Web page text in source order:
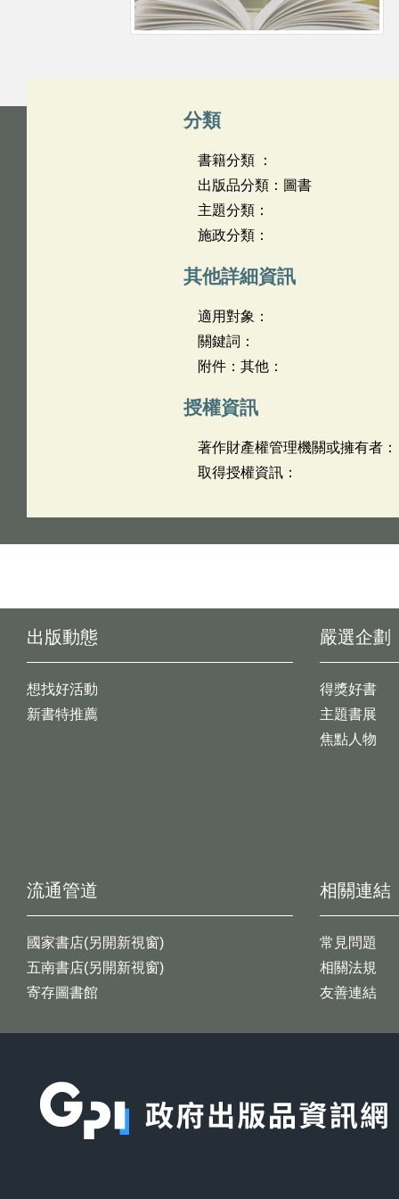
分類
書籍分類 ：
出版品分類：圖書
主題分類：
施政分類：
其他詳細資訊
適用對象：
關鍵詞：
附件：其他：
授權資訊
著作財產權管理機關或擁有者：
取得授權資訊：
出版動態
想找好活動
新書特推薦
嚴選企劃
得獎好書
主題書展
焦點人物
流通管道
國家書店(另開新視窗)
五南書店(另開新視窗)
寄存圖書館
相關連結
常見問題
相關法規
友善連結